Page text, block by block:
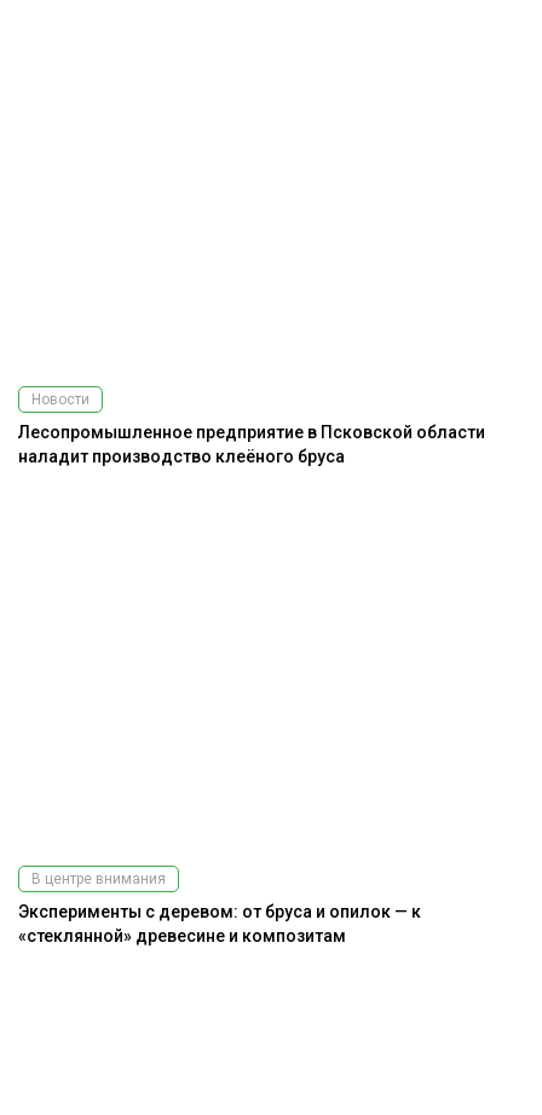
Новости
Лесопромышленное предприятие в Псковской области
наладит производство клеёного бруса
В центре внимания
Эксперименты с деревом: от бруса и опилок — к
«стеклянной» древесине и композитам